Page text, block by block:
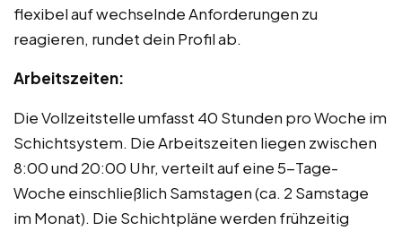
flexibel auf wechselnde Anforderungen zu
reagieren, rundet dein Profil ab.
Arbeitszeiten:
Die Vollzeitstelle umfasst 40 Stunden pro Woche im
Schichtsystem. Die Arbeitszeiten liegen zwischen
8:00 und 20:00 Uhr, verteilt auf eine 5-Tage-
Woche einschließlich Samstagen (ca. 2 Samstage
im Monat). Die Schichtpläne werden frühzeitig